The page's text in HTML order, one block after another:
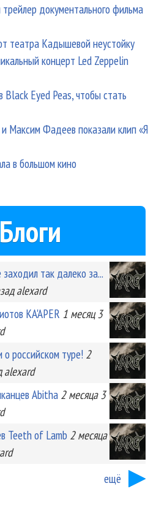
трейлер документального фильма
театра Кадышевой неустойку
концерт Led Zeppelin
Black Eyed Peas, чтобы стать
Максим Фадеев показали клип «Я
в большом кино
Блоги
так далеко за...
alexard
KA'APER 1 месяц 3
о российском туре! 2
alexard
Abitha 2 месяца 3
Teeth of Lamb 2 месяца
ещё